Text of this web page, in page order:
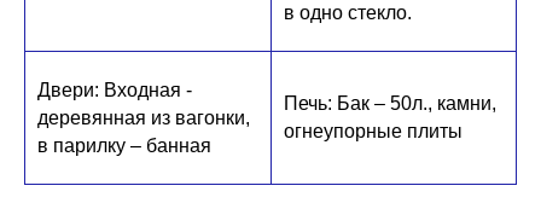
в одно стекло.
Двери: Входная -
деревянная из вагонки,
в парилку – банная
Печь: Бак – 50л., камни,
огнеупорные плиты